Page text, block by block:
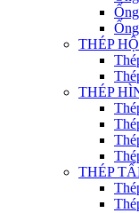
THÉP
THÉP
THÉP